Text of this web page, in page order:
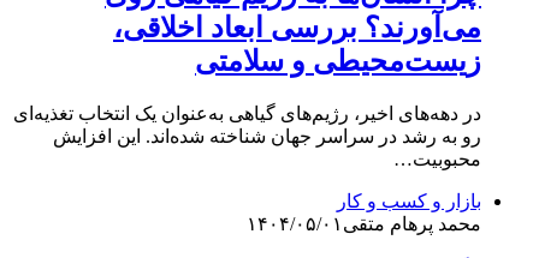
می‌آورند؟ بررسی ابعاد اخلاقی،
زیست‌محیطی و سلامتی
در دهه‌های اخیر، رژیم‌های گیاهی به‌عنوان یک انتخاب تغذیه‌ای
رو به رشد در سراسر جهان شناخته شده‌اند. این افزایش
محبوبیت…
بازار و کسب و کار
محمد پرهام متقی ۱۴۰۴/۰۵/۰۱